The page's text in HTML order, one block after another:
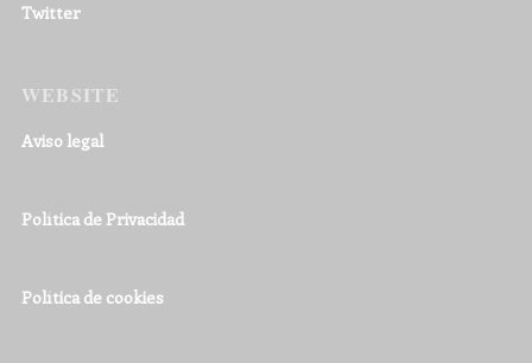
Twitter
WEBSITE
Aviso legal
Política de Privacidad
Política de cookies